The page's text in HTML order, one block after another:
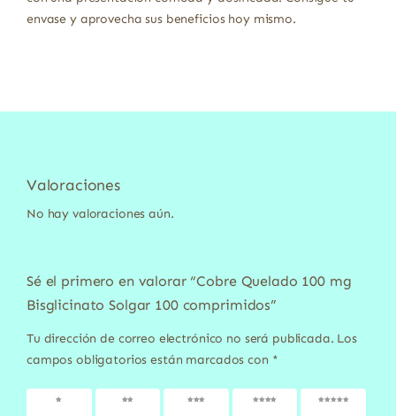
envase y aprovecha sus beneficios hoy mismo.
Valoraciones
No hay valoraciones aún.
Sé el primero en valorar “Cobre Quelado 100 mg
Bisglicinato Solgar 100 comprimidos”
Tu dirección de correo electrónico no será publicada. Los
campos obligatorios están marcados con *
1 de 5
2 de 5
3 de 5
4 de 5
5 de 5